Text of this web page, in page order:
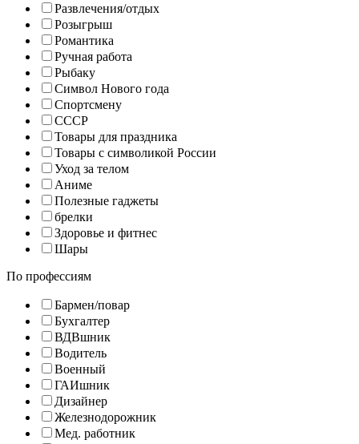
Развлечения/отдых
Розыгрыш
Романтика
Ручная работа
Рыбаку
Символ Нового года
Спортсмену
СССР
Товары для праздника
Товары с символикой России
Уход за телом
Аниме
Полезные гаджеты
брелки
Здоровье и фитнес
Шары
По профессиям
Бармен/повар
Бухгалтер
ВДВшник
Водитель
Военный
ГАИшник
Дизайнер
Железнодорожник
Мед. работник